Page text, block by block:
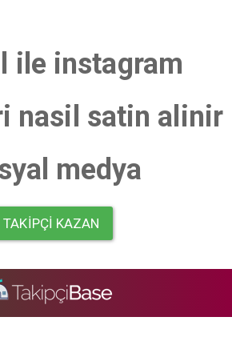
ile instagram
nasil satin alinir
medya
TAKIPÇI KAZAN